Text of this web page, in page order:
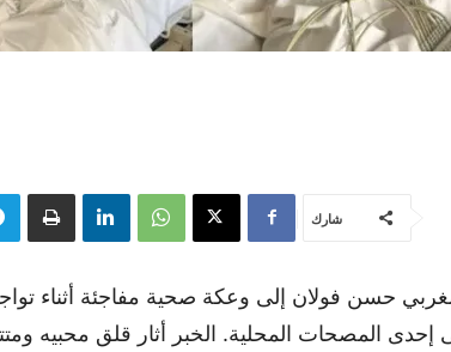
شارك
حسن فولان إلى وعكة صحية مفاجئة أثناء
إحدى المصحات المحلية. الخبر أثار قلق محبيه